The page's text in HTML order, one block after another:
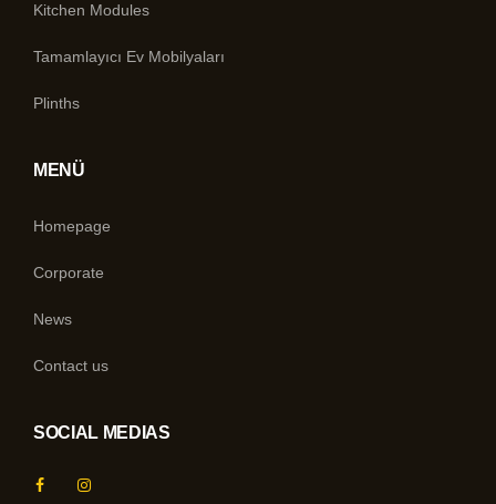
Kitchen Modules
Tamamlayıcı Ev Mobilyaları
Plinths
MENÜ
Homepage
Corporate
News
Contact us
SOCIAL MEDIAS